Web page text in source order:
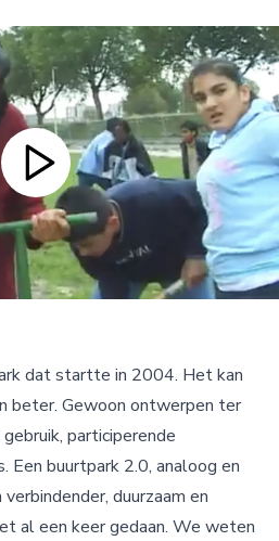
dat startte in 2004. Het kan
beter. Gewoon ontwerpen ter
participerende
Een buurtpark 2.0, analoog en
duurzaam en
al een keer gedaan. We weten